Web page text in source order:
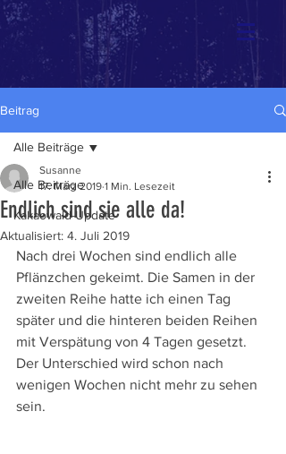
Beitrag
Alle Beiträge
Kakaowald-Update
Alle Beiträge
Endlich sind sie alle da!
Susanne
17. März 2019 1 Min. Lesezeit
Aktualisiert: 4. Juli 2019
Nach drei Wochen sind endlich alle
Pflänzchen gekeimt. Die Samen in der
zweiten Reihe hatte ich einen Tag
später und die hinteren beiden Reihen
mit Verspätung von 4 Tagen gesetzt.
Der Unterschied wird schon nach
wenigen Wochen nicht mehr zu sehen
sein.